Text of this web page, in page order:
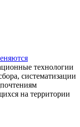
технологии
систематизации
на территории